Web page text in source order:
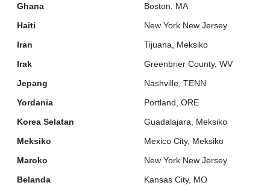
Ghana
Boston, MA
Haiti
New York New Jersey
Iran
Tijuana, Meksiko
Irak
Greenbrier County, WV
Jepang
Nashville, TENN
Yordania
Portland, ORE
Korea Selatan
Guadalajara, Meksiko
Meksiko
Mexico City, Meksiko
Maroko
New York New Jersey
Belanda
Kansas City, MO